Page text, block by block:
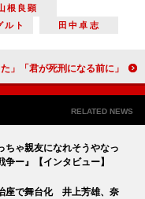
根良顕
ルト 田中卓志
「君が死刑になる前に」「現在と過去の雰囲気が違う与田祐希を堪能した」「どんどん話が複雑になる。全部回収できるのか」
RELATED NEWS
ちゃ親友になれそうやなっ
ー』【インタビュー】
座で舞台化 井上芳雄、奈